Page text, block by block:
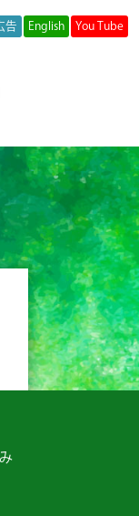
告 English You Tube